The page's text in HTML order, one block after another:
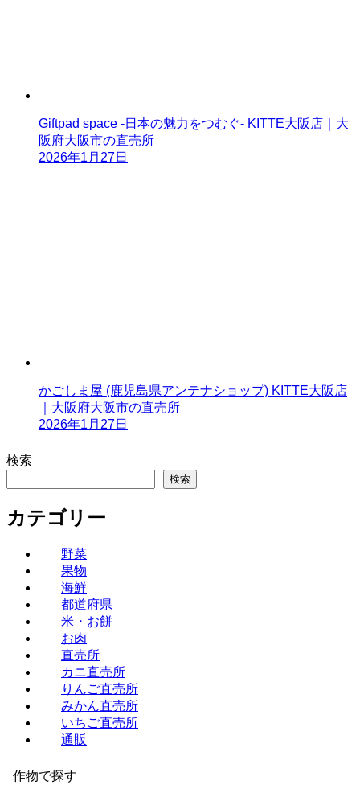
Giftpad space -日本の魅力をつむぐ- KITTE大阪店｜大
阪府大阪市の直売所
2026年1月27日
かごしま屋 (鹿児島県アンテナショップ) KITTE大阪店
｜大阪府大阪市の直売所
2026年1月27日
検索
検索
カテゴリー
野菜
果物
海鮮
都道府県
米・お餅
お肉
直売所
カニ直売所
りんご直売所
みかん直売所
いちご直売所
通販
作物で探す